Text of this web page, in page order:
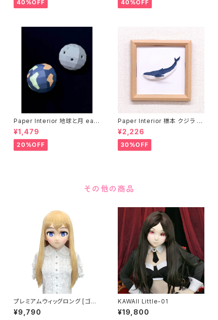
40%OFF 40%OFF
Paper Interior 地球と月 eart
h and moon
¥1,479
20%OFF
Paper Interior 標本 クジラ s
pecimen whale
¥2,226
30%OFF
その他の商品
プレミアムウィッグロング [ゴー
ルド] Premium Wig Long Go
ld
¥9,790
KAWAII Little-01
¥19,800